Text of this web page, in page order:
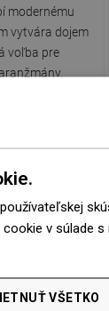
modernému
vytvára dojem
voľba pre
v súlade
VŠETKO